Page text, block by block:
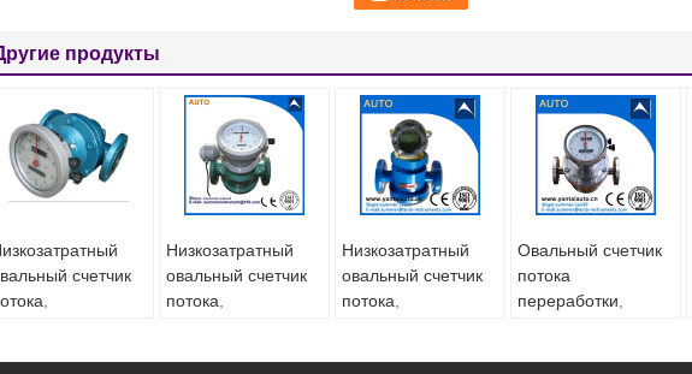
продукты
счетчик
Низкозатратный
овальный счетчик
потока,
Низкозатратный
овальный счетчик
потока,
Овальный счетчик
потока
переработки,